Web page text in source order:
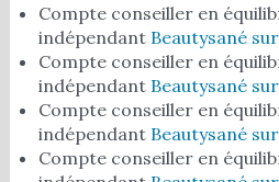
Compte conseiller en
indépendant Beautysané
Compte conseiller en
indépendant Beautysané
Compte conseiller en
indépendant Beautysané
Compte conseiller en